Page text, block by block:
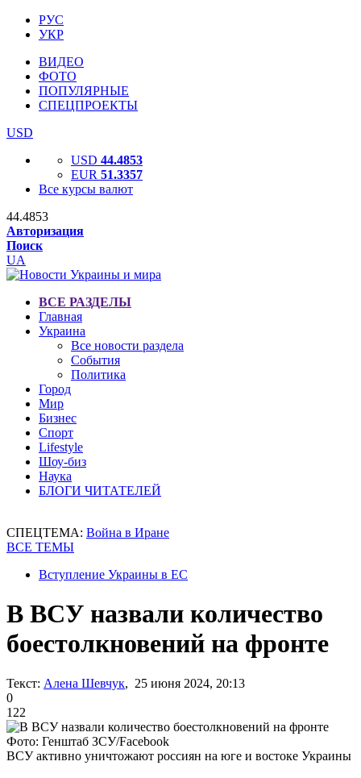
РУС
УКР
ВИДЕО
ФОТО
ПОПУЛЯРНЫЕ
СПЕЦПРОЕКТЫ
USD
USD 44.4853
EUR 51.3357
Все курсы валют
44.4853
Авторизация
Поиск
UA
ВСЕ РАЗДЕЛЫ
Главная
Украина
Все новости раздела
События
Политика
Город
Мир
Бизнес
Спорт
Lifestyle
Шоу-биз
Наука
БЛОГИ ЧИТАТЕЛЕЙ
СПЕЦТЕМА: Война в Иране
ВСЕ ТЕМЫ
Вступление Украины в ЕС
В ВСУ назвали количество
боестолкновений на фронте
Текст: Алена Шевчук, 25 июня 2024, 20:13
0
122
Фото: Генштаб ЗСУ/Facebook
ВСУ активно уничтожают россиян на юге и востоке Украины